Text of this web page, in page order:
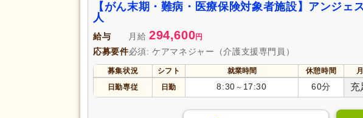
【がん末期・難病・医療保険対象者施設】アンジ
人
給与 月給 294,600円
応募要件必須: ケアマネジャー（介護支援専門員）
募集状況 シフト 就業時間 休憩時間 月
日勤専従
日勤 8:30 ～ 17:30 60分 充